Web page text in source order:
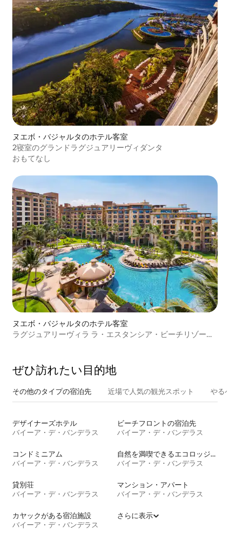
ヌエボ・バジャルタのホテル客室
2寝室のグランドラグジュアリーヴィダンタ
おもてなし
ヌエボ・バジャルタのホテル客室
ラグジュアリーヴィラ ラ・エスタンシア・ビーチリゾー
ぜひ訪⁠れ⁠た⁠い目⁠的⁠地
その他のタ⁠イ⁠プ⁠の宿⁠泊⁠先 近場で人気の観光スポット やる
デザイナーズホテル
バイーア・デ・バンデラス
ビーチフロントの宿泊先
バイーア・デ・バンデラス
コンドミニアム
バイーア・デ・バンデラス
自然を満喫できるエコロッジの宿泊施設
バイーア・デ・バンデラス
貸別荘
バイーア・デ・バンデラス
マンション・アパート
バイーア・デ・バンデラス
カヤックがある宿泊施設
バイーア・デ・バンデラス
さらに表示